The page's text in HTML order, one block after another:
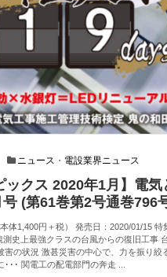
ニュース ・ 電設業界ニュース
ックス 2020年1月】電気
(第61巻第2号通巻796
体1,400円＋税） 発売日：2020/01/15 特
測史上最強クラスの台風からの復旧工事
害の状況 激甚災害の中心で、力を振り絞
･･･ 関電工の配電部門の奔走 ...